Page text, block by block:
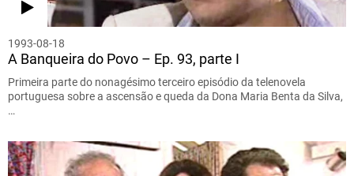
1993-08-18
A Banqueira do Povo – Ep. 93, parte I
Primeira parte do nonagésimo terceiro episódio da telenovela
portuguesa sobre a ascensão e queda da Dona Maria Benta da Silva,
…